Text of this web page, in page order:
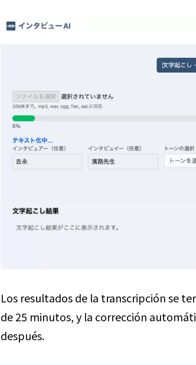
Los resultados de la transcripción se
de 25 minutos, y la corrección
después.